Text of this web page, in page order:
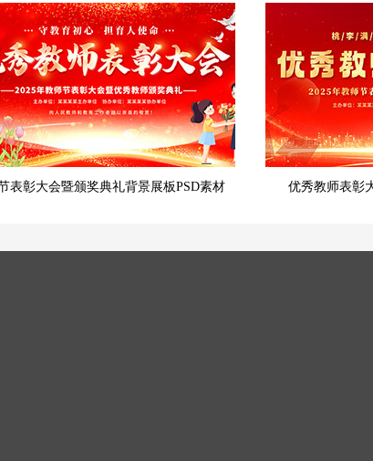
表彰大会暨颁奖典礼背景展板PSD素材 优秀教师表彰